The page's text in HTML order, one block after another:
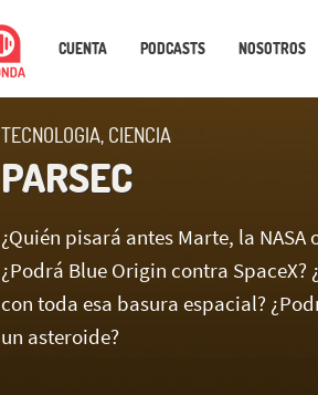
CUENTA PODCASTS NOSOTROS
TECNOLOGIA, CIENCIA
PARSEC
¿Quién pisará antes Marte, la NASA
¿Podrá Blue Origin contra SpaceX?
con toda esa basura espacial?
un asteroide?